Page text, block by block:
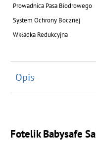
Prowadnica Pasa Biodrowego
System Ochrony Bocznej
Wkładka Redukcyjna
Opis
Fotelik Babysafe